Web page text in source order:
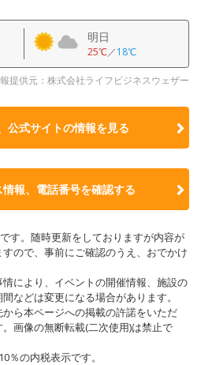
明日
25℃／18℃
提供元：株式会社ライフビジネスウェザー
公式サイトの情報を見る
報、電話番号を確認する
す。随時更新をしておりますが内容が
ので、事前にご確認のうえ、おでかけ
により、イベントの開催情報、施設の
などは変更になる場合があります。
ら本ページへの掲載の許諾をいただ
画像の無断転載(二次使用)は禁止で
の内税表示です。